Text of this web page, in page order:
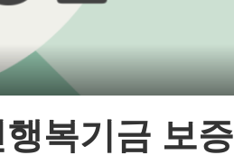
복기금 보증